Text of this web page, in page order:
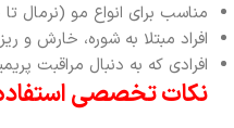
مناسب برای انواع مو (نرمال
افراد مبتلا به شوره، خارش
افرادی که به دنبال مراقبت
نکات تخصصی